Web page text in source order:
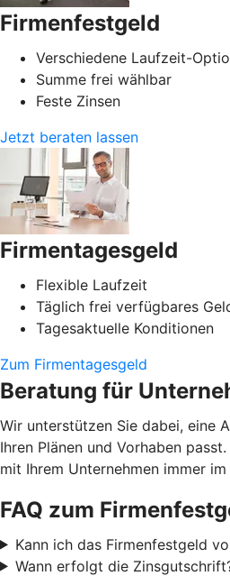
Firmenfestgeld
Verschiedene Laufzeit-
Summe frei wählbar
Feste Zinsen
Jetzt beraten lassen
Firmentagesgeld
Flexible Laufzeit
Täglich frei verfügbares
Tagesaktuelle Konditionen
Zum Firmentagesgeld
Beratung für
Wir unterstützen Sie dabei, eine
Ihren Plänen und Vorhaben
mit Ihrem Unternehmen immer
FAQ zum
Kann ich das Firmenfestgeld
Wann erfolgt die